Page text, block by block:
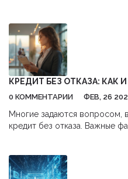
Узнайте, как господдержка
оптимальную сумму и что
подписанием договора.
планированию бюджета и
Подробно разберём
ваш выбор.
КРЕДИТ БЕЗ ОТКАЗА: КАК
0 КОММЕНТАРИИ ФЕВ, 26
Многие задаются
кредит без отказа. Важные
получить одобрение
к заявке и улучшению